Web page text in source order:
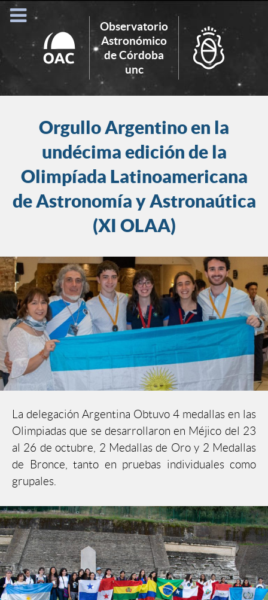
Observatorio
Astronómico
de Córdoba
unc
Search
for:
Orgullo Argentino en la
undécima edición de la
Olimpíada Latinoamericana
de Astronomía y Astronaútica
(XI OLAA)
La delegación Argentina Obtuvo 4 medallas en las
Olimpiadas que se desarrollaron en Méjico del 23
al 26 de octubre, 2 Medallas de Oro y 2 Medallas
de Bronce, tanto en pruebas individuales como
grupales.